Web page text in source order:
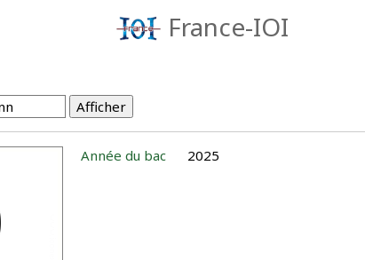
France-IOI
Année du bac 2025